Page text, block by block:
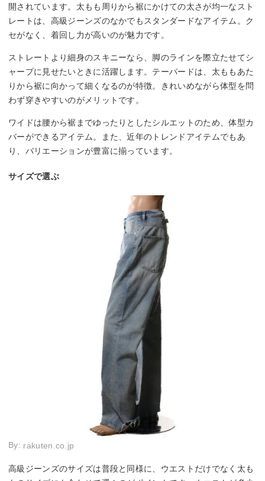
開されています。太もも周りから裾にかけての太さが均一なスト
レートは、高級ジーンズのなかでもスタンダードなアイテム。ク
セがなく、着回し力が高いのが魅力です。
ストレートより細身のスキニーなら、脚のラインを際立たせてシ
ャープに見せたいときに活躍します。テーパードは、太ももあた
りから裾に向かって細くなるのが特徴。きれいめながら体型を問
わず穿きやすいのがメリットです。
ワイドは腰から裾までゆったりとしたシルエットのため、体型カ
バーができるアイテム。また、近年のトレンドアイテムでもあ
り、バリエーションが豊富に揃っています。
サイズで選ぶ
By: rakuten.co.jp
高級ジーンズのサイズは普段と同様に、ウエストだけでなく太も